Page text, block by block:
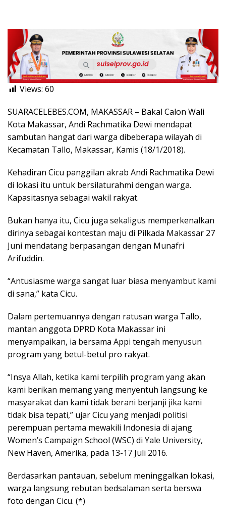
Views: 60
SUARACELEBES.COM, MAKASSAR – Bakal Calon Wali
Kota Makassar, Andi Rachmatika Dewi mendapat
sambutan hangat dari warga dibeberapa wilayah di
Kecamatan Tallo, Makassar, Kamis (18/1/2018).
Kehadiran Cicu panggilan akrab Andi Rachmatika Dewi
di lokasi itu untuk bersilaturahmi dengan warga.
Kapasitasnya sebagai wakil rakyat.
Bukan hanya itu, Cicu juga sekaligus memperkenalkan
dirinya sebagai kontestan maju di Pilkada Makassar 27
Juni mendatang berpasangan dengan Munafri
Arifuddin.
“Antusiasme warga sangat luar biasa menyambut kami
di sana,” kata Cicu.
Dalam pertemuannya dengan ratusan warga Tallo,
mantan anggota DPRD Kota Makassar ini
menyampaikan, ia bersama Appi tengah menyusun
program yang betul-betul pro rakyat.
“Insya Allah, ketika kami terpilih program yang akan
kami berikan memang yang menyentuh langsung ke
masyarakat dan kami tidak berani berjanji jika kami
tidak bisa tepati,” ujar Cicu yang menjadi politisi
perempuan pertama mewakili Indonesia di ajang
Women’s Campaign School (WSC) di Yale University,
New Haven, Amerika, pada 13-17 Juli 2016.
Berdasarkan pantauan, sebelum meninggalkan lokasi,
warga langsung rebutan bedsalaman serta berswa
foto dengan Cicu. (*)